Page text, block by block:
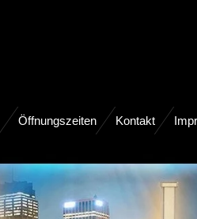
Öffnungszeiten Kontakt